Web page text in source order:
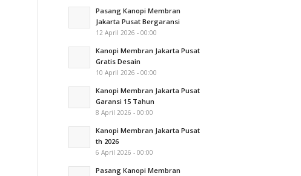
Pasang Kanopi Membran
Jakarta Pusat Bergaransi
12 April 2026 - 00:00
Kanopi Membran Jakarta Pusat
Gratis Desain
10 April 2026 - 00:00
Kanopi Membran Jakarta Pusat
Garansi 15 Tahun
8 April 2026 - 00:00
Kanopi Membran Jakarta Pusat
th 2026
6 April 2026 - 00:00
Pasang Kanopi Membran